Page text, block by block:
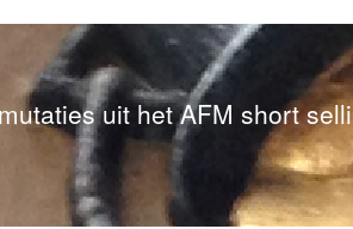
uit het AFM short